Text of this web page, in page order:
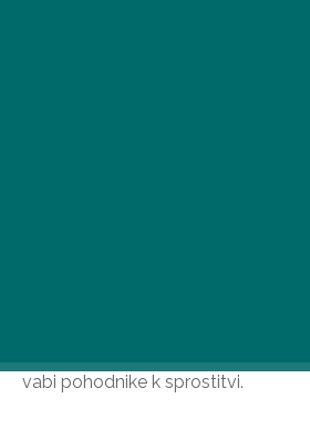
vabi pohodnike k sprostitvi.